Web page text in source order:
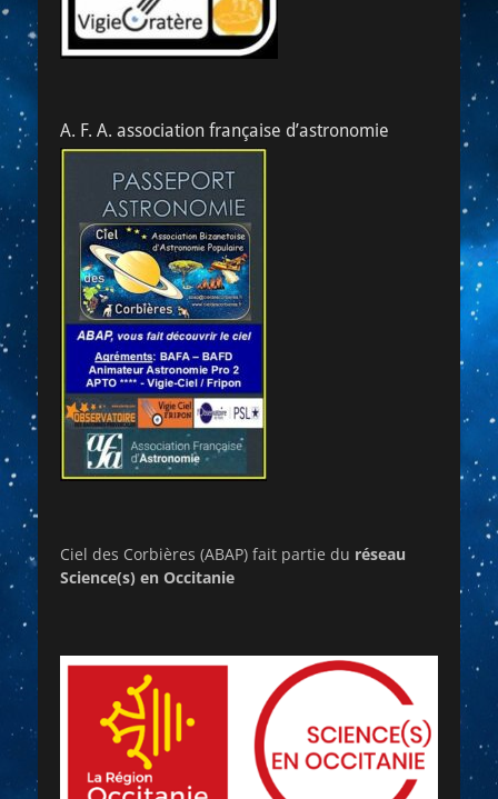
A. F. A. association française d’astronomie
Ciel des Corbières (ABAP) fait partie du réseau
Science(s) en Occitanie